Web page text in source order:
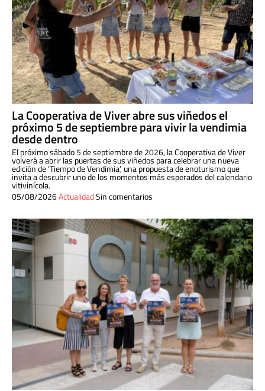
La Cooperativa de Viver abre sus viñedos el
próximo 5 de septiembre para vivir la vendimia
desde dentro
El próximo sábado 5 de septiembre de 2026, la Cooperativa de Viver
volverá a abrir las puertas de sus viñedos para celebrar una nueva
edición de ‘Tiempo de Vendimia’, una propuesta de enoturismo que
invita a descubrir uno de los momentos más esperados del calendario
vitivinícola.
05/08/2026ActualidadSin comentarios